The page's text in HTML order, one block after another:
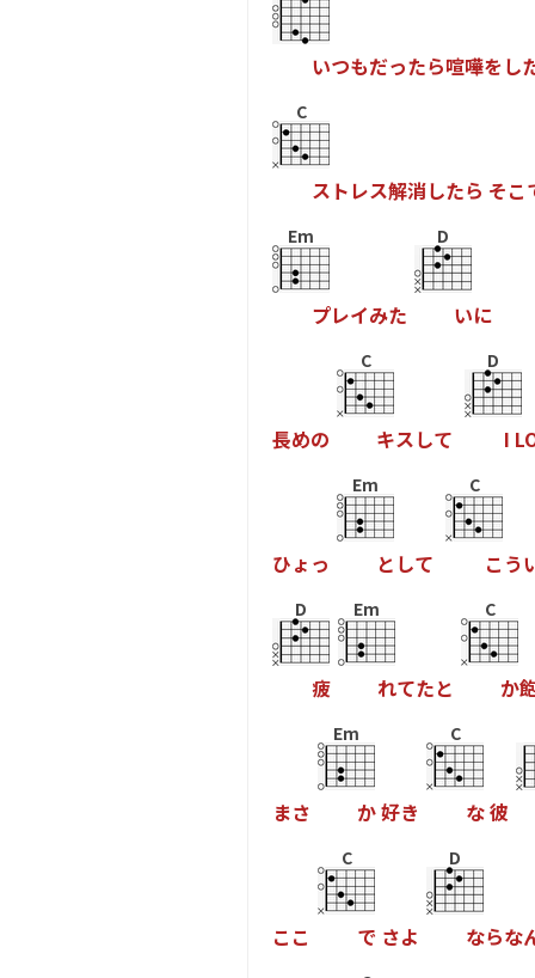
いつもだったら喧嘩をし
C
ス ト レス解消したら そこ
Em
プレイみた
D
いに
長めの
C
キスして
D
I L
ひょ っ
Em
と して
C
こ う
D
疲
Em
れてたと
C
か
まさ
Em
か好き
C
な彼
こ こ
C
で さよ
D
ならな